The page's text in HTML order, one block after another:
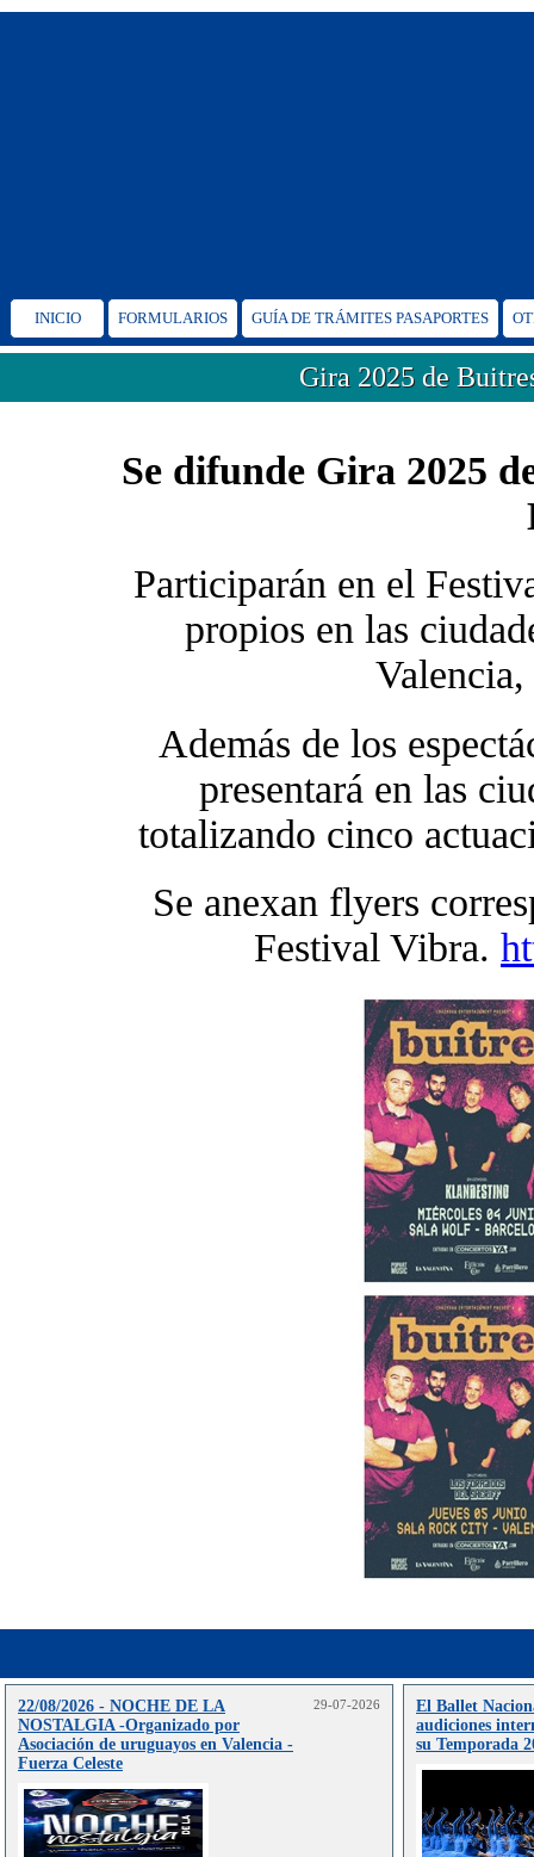
INICIO FORMULARIOS GUÍA DE TRÁMITES PASAPORTES
Gira 2025 de
Se difunde Gira 2025
Participarán en el
propios en las
Además de los
presentará en las
totalizando cinco
Se anexan flyers
Festival Vibra.
22/08/2026 - NOCHE DE LA
NOSTALGIA -Organizado por
Asociación de uruguayos en Valencia -
Fuerza Celeste
29-07-2026
El Ballet
audiciones
su Temporada